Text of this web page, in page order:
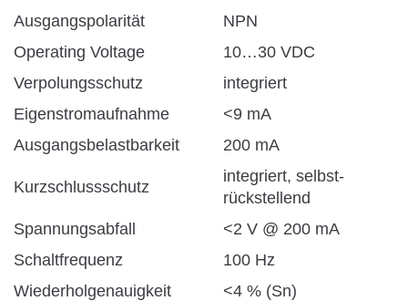
Ausgangspolarität
NPN
Operating Voltage
10…30 VDC
Verpolungsschutz
integriert
Eigenstromaufnahme
<9 mA
Ausgangsbelastbarkeit
200 mA
Kurzschlussschutz
integriert, selbst-
rückstellend
Spannungsabfall
<2 V @ 200 mA
Schaltfrequenz
100 Hz
Wiederholgenauigkeit
<4 % (Sn)